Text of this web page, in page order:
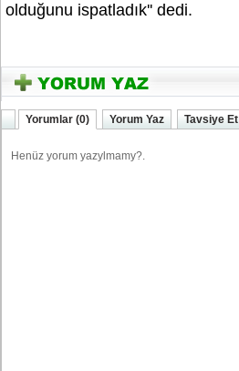
olduğunu ispatladık'' dedi.
Yorumlar (0) Yorum Yaz Tavsiye Et